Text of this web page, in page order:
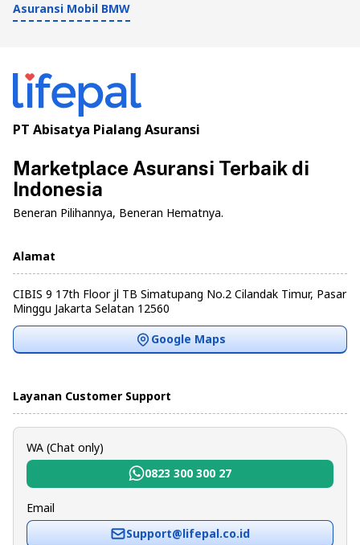
Asuransi Mobil BMW
PT Abisatya Pialang Asuransi
Marketplace Asuransi Terbaik di
Indonesia
Beneran Pilihannya, Beneran Hematnya.
Alamat
CIBIS 9 17th Floor jl TB Simatupang No.2 Cilandak Timur, Pasar
Minggu Jakarta Selatan 12560
Google Maps
Layanan Customer Support
WA (Chat only)
0823 300 300 27
Email
Support@lifepal.co.id